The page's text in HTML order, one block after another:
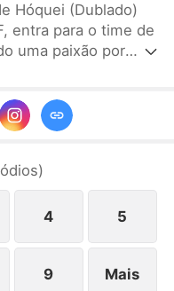
Hóquei (Dublado)
entra para o time de
uma paixão por
confiança.
ela e Tiago. No
tudo.)
4 5
9 Mais